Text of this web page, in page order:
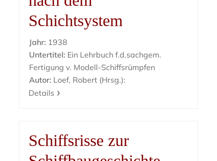
Schichtsystem
Jahr: 1938
Untertitel: Ein Lehrbuch f.d.sachgem.
Fertigung v. Modell-Schiffsrümpfen
Autor: Loef, Robert (Hrsg.):
Details
Schiffsrisse zur